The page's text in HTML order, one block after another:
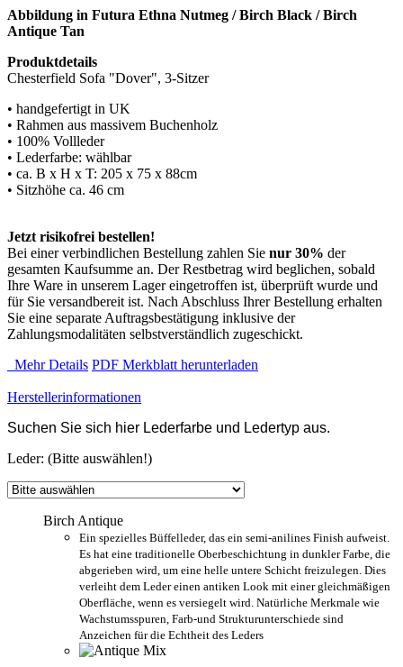
Abbildung in Futura Ethna Nutmeg / Birch Black / Birch
Antique Tan
Produktdetails
Chesterfield Sofa "Dover", 3-Sitzer
• handgefertigt in UK
• Rahmen aus massivem Buchenholz
• 100% Vollleder
• Lederfarbe: wählbar
• ca. B x H x T: 205 x 75 x 88cm
• Sitzhöhe ca. 46 cm
Jetzt risikofrei bestellen!
Bei einer verbindlichen Bestellung zahlen Sie nur 30% der
gesamten Kaufsumme an. Der Restbetrag wird beglichen, sobald
Ihre Ware in unserem Lager eingetroffen ist, überprüft wurde und
für Sie versandbereit ist. Nach Abschluss Ihrer Bestellung erhalten
Sie eine separate Auftragsbestätigung inklusive der
Zahlungsmodalitäten selbstverständlich zugeschickt.
Mehr Details PDF Merkblatt herunterladen
Herstellerinformationen
Suchen Sie sich hier Lederfarbe und Ledertyp aus.
Leder: (Bitte auswählen!)
Birch Antique
Ein spezielles Büffelleder, das ein semi-anilines Finish aufweist.
Es hat eine traditionelle Oberbeschichtung in dunkler Farbe, die
abgerieben wird, um eine helle untere Schicht freizulegen. Dies
verleiht dem Leder einen antiken Look mit einer gleichmäßigen
Oberfläche, wenn es versiegelt wird. Natürliche Merkmale wie
Wachstumsspuren, Farb-und Strukturunterschiede sind
Anzeichen für die Echtheit des Leders